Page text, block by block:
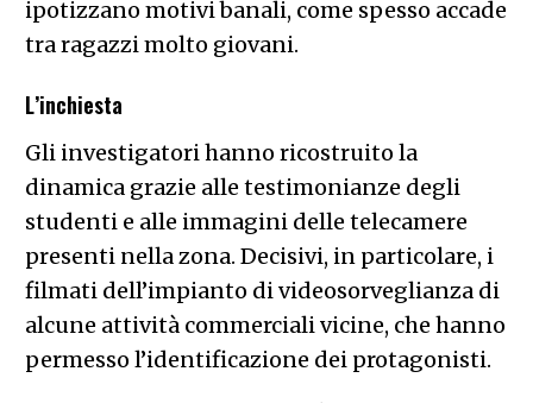
ipotizzano motivi banali, come spesso accade
tra ragazzi molto giovani.
L’inchiesta
Gli investigatori hanno ricostruito la
dinamica grazie alle testimonianze degli
studenti e alle immagini delle telecamere
presenti nella zona. Decisivi, in particolare, i
filmati dell’impianto di videosorveglianza di
alcune attività commerciali vicine, che hanno
permesso l’identificazione dei protagonisti.